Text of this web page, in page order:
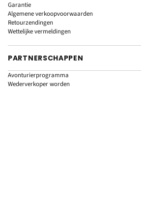
Garantie
Algemene verkoopvoorwaarden
Retourzendingen
Wettelijke vermeldingen
PARTNERSCHAPPEN
Avonturierprogramma
Wederverkoper worden